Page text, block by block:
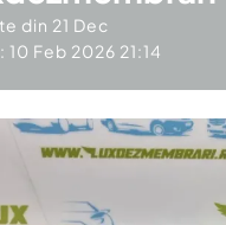
din 21 Dec
10 Feb 2026 21:14